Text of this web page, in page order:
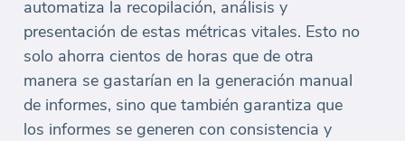
automatiza la recopilación, análisis y
presentación de estas métricas vitales. Esto no
solo ahorra cientos de horas que de otra
manera se gastarían en la generación manual
de informes, sino que también garantiza que
los informes se generen con consistencia y